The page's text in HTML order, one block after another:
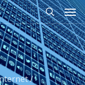
search
/